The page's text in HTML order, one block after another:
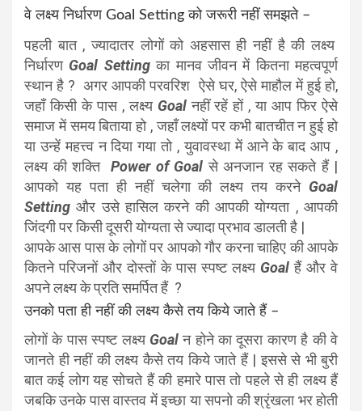
वे लक्ष्य निर्धारण Goal Setting को जरूरी नहीं समझते –
पहली बात , ज्यादातर लोगों को अहसास ही नहीं है की लक्ष्य
निर्धारण Goal Settingका मानव जीवन में कितना महत्वपूर्ण
स्थान है ? अगर आपकी परवरिश ऐसे घर, ऐसे माहौल में हुई हो,
जहाँ किसी के पास , लक्ष्य Goalनहीं रहें हों , या आप फिर ऐसे
समाज में समय बिताया हो , जहाँ लक्ष्यों पर कभी बातचीत न हुई हो
या उन्हें महत्त्व न दिया गया तो , युवावस्था में आने के बाद आप ,
लक्ष्य की शक्ति Power of Goal से अनजान रह सकते हैं |
आपको यह पता ही नहीं चलेगा की लक्ष्य तय करने Goal
Setting और उसे हासिल करने की आपकी योग्यता , आपकी
जिंदगी पर किसी दूसरी योग्यता से ज्यादा प्रभाव डालती है |
आपके आस पास के लोगों पर आपको गौर करना चाहिए की आपके
कितने परिजनों और दोस्तों के पास स्पष्ट लक्ष्य Goal हैं और वे
अपने लक्ष्य के प्रति समर्पित हैं ?
उनको पता ही नहीं की लक्ष्य कैसे तय किये जाते हैं –
लोगों के पास स्पष्ट लक्ष्य Goalन होने का दूसरा कारण है की वे
जानते ही नहीं की लक्ष्य कैसे तय किये जाते हैं | इससे से भी बुरी
बात कई लोग यह सोचते हैं की हमारे पास तो पहले से ही लक्ष्य हैं
जबकि उनके पास वास्तव में इच्छा या सपनो की श्रृंखला भर होती